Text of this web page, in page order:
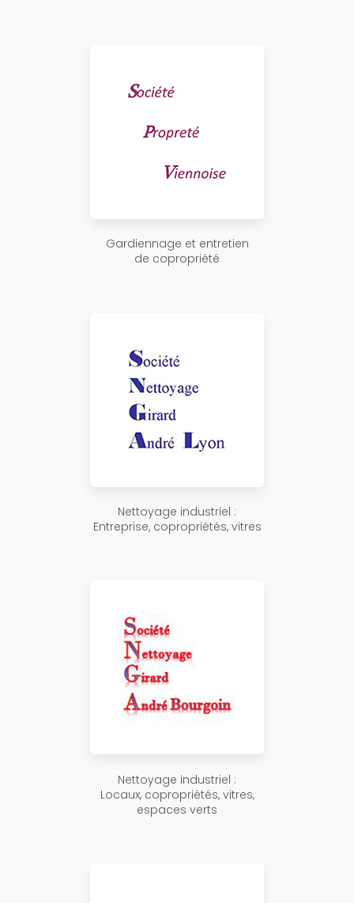
Gardiennage et entretien
de copropriété
Nettoyage industriel :
Entreprise, copropriétés, vitres
Nettoyage industriel :
Locaux, copropriétés, vitres,
espaces verts